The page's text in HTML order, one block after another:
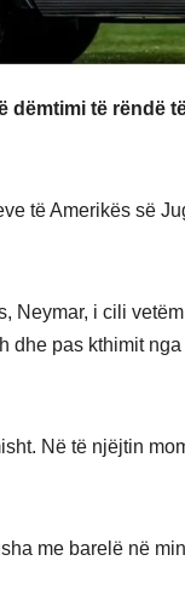
të rëndë
të Amerikës së
Neymar, i cili
pas kthimit
Në të njëjtin
me barelë në